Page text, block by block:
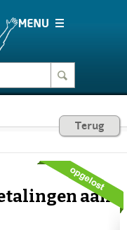
Terug
aan